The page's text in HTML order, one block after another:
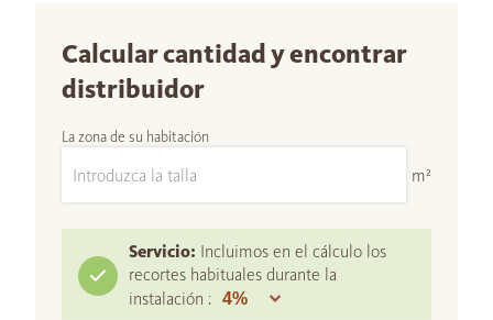
Calcular cantidad y encontrar
distribuidor
La zona de su habitación
m²
Servicio: Incluimos en el cálculo los
recortes habituales durante la
instalación :